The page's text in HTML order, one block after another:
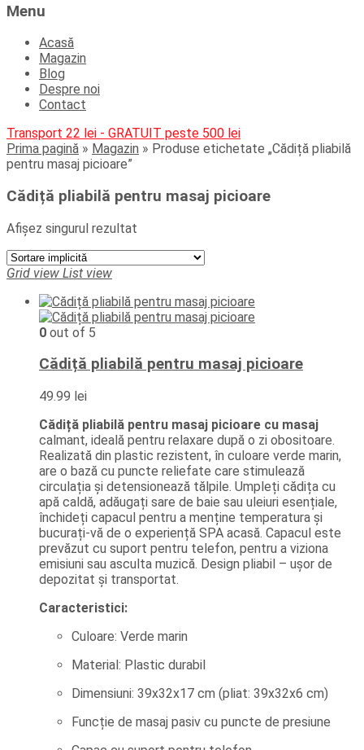
Menu
Acasă
Magazin
Blog
Despre noi
Contact
Transport 22 lei - GRATUIT peste 500 lei
Prima pagină » Magazin » Produse etichetate „Cădiță pliabilă
pentru masaj picioare”
Cădiță pliabilă pentru masaj picioare
Afișez singurul rezultat
Grid view List view
0 out of 5
Cădiță pliabilă pentru masaj picioare
49.99 lei
Cădiță pliabilă pentru masaj picioare cu masaj
calmant, ideală pentru relaxare după o zi obositoare.
Realizată din plastic rezistent, în culoare verde marin,
are o bază cu puncte reliefate care stimulează
circulația și detensionează tălpile. Umpleți cădița cu
apă caldă, adăugați sare de baie sau uleiuri esențiale,
închideți capacul pentru a menține temperatura și
bucurați-vă de o experiență SPA acasă. Capacul este
prevăzut cu suport pentru telefon, pentru a viziona
emisiuni sau asculta muzică. Design pliabil – ușor de
depozitat și transportat.
Caracteristici:
Culoare: Verde marin
Material: Plastic durabil
Dimensiuni: 39x32x17 cm (pliat: 39x32x6 cm)
Funcție de masaj pasiv cu puncte de presiune